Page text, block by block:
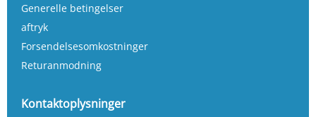
Generelle betingelser
aftryk
Forsendelsesomkostninger
Returanmodning
Kontaktoplysninger